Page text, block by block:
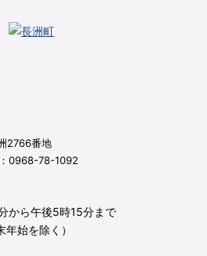
2766番地
0968-78-1092
から午後5時15分まで
年始を除く）